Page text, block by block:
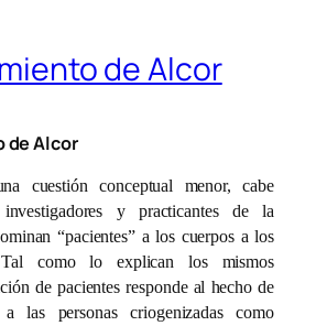
de Alcor
de Alcor
cuestión conceptual menor, cabe
y practicantes de la
“pacientes” a los cuerpos a los
como lo explican los mismos
de pacientes responde al hecho de
las personas criogenizadas como